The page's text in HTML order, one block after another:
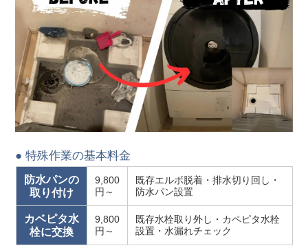
● 特殊作業の基本料金
防水パンの
取り付け
9,800
円～
既存エルボ脱着・排水切り回し・
防水パン設置
カベピタ水
栓に交換
9,800
円～
既存水栓取り外し・カペピタ水栓
設置・水漏れチェック